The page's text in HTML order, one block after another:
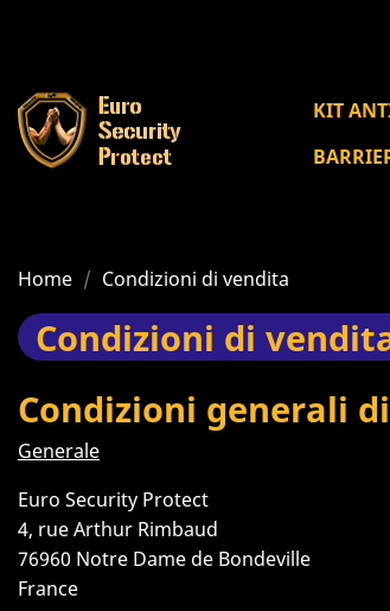
KIT
Home Condizioni di vendita
Condizioni di
Condizioni generali
Generale
Euro Security Protect
4, rue Arthur Rimbaud
76960 Notre Dame de Bondeville
France